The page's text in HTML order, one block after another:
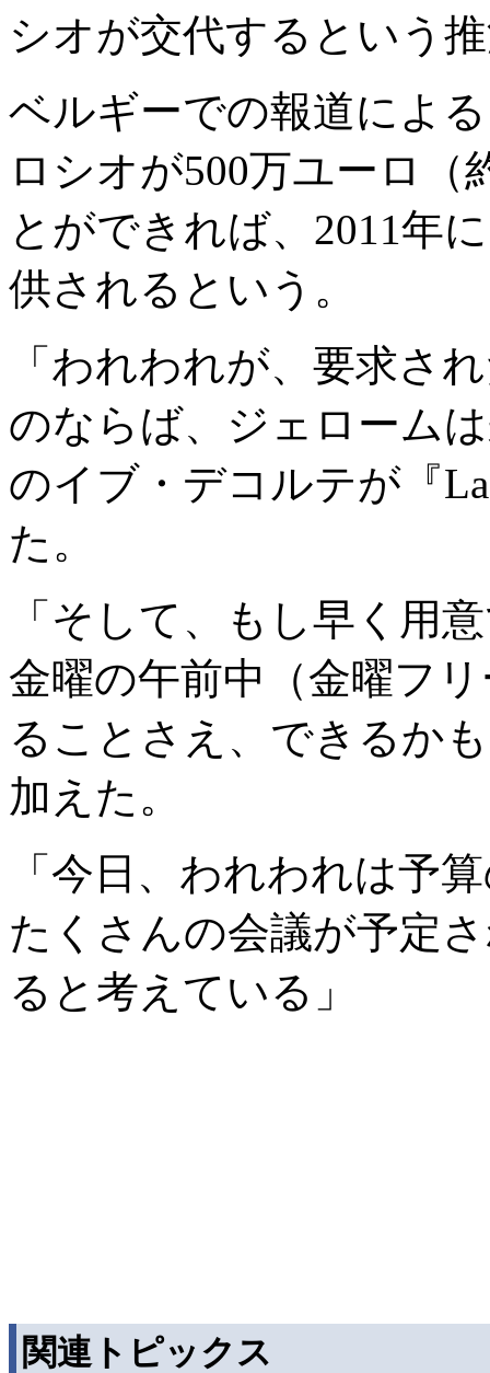
シオが交代するという
ベルギーでの報道によ
ロシオが500万ユーロ（
とができれば、2011年
供されるという。
「われわれが、要求さ
のならば、ジェローム
のイブ・デコルテが『
た。
「そして、もし早く用
金曜の午前中（金曜フ
ることさえ、できるか
加えた。
「今日、われわれは予
たくさんの会議が予定
ると考えている」
関連トピックス